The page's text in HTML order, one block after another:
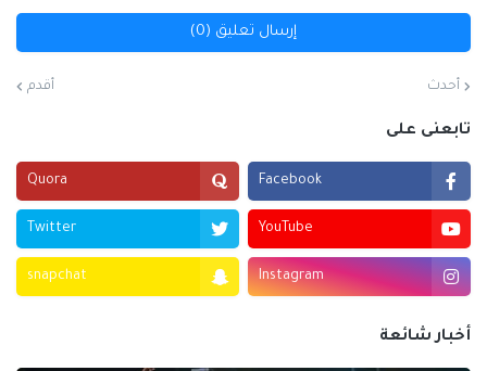
إرسال تعليق (0)
أحدث أقدم
تابعنى على
Facebook
Quora
YouTube
Twitter
Instagram
snapchat
أخبار شائعة